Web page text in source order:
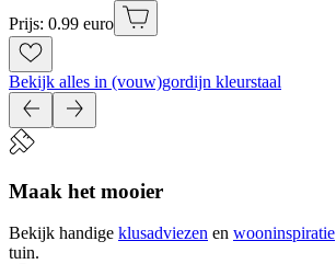
Prijs: 0.99 euro
Bekijk alles in (vouw)gordijn kleurstaal
Maak het mooier
Bekijk handige klusadviezen en wooninspiratie
tuin.